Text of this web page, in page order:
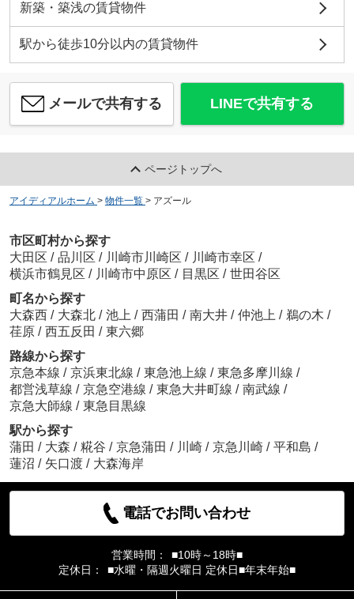
新築・築浅の賃貸物件
駅から徒歩10分以内の賃貸物件
メールで共有する LINEで共有する
ページトップへ
アイディアルホーム > 物件一覧 > アズール
市区町村から探す
大田区 / 品川区 / 川崎市川崎区 / 川崎市幸区 /
横浜市鶴見区 / 川崎市中原区 / 目黒区 / 世田谷区
町名から探す
大森西 / 大森北 / 池上 / 西蒲田 / 南大井 / 仲池上 / 鵜の木 /
荏原 / 西五反田 / 東六郷
路線から探す
京急本線 / 京浜東北線 / 東急池上線 / 東急多摩川線 /
都営浅草線 / 京急空港線 / 東急大井町線 / 南武線 /
京急大師線 / 東急目黒線
駅から探す
蒲田 / 大森 / 糀谷 / 京急蒲田 / 川崎 / 京急川崎 / 平和島 /
蓮沼 / 矢口渡 / 大森海岸
電話でお問い合わせ
営業時間：
■10時～18時■
定休日：
■水曜・隔週火曜日 定休日■年末年始■